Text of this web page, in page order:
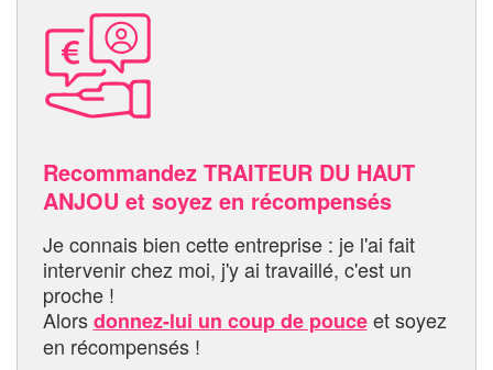
Recommandez TRAITEUR DU HAUT
ANJOU et soyez en récompensés
Je connais bien cette entreprise : je l'ai fait
intervenir chez moi, j'y ai travaillé, c'est un
proche !
Alorsdonnez-lui un coup de pouceet soyez
en récompensés !